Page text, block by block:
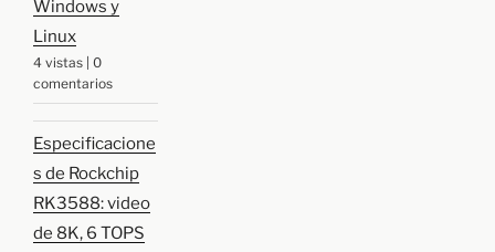
Windows y
Linux
4 vistas 0
comentarios
Especificacione
s de Rockchip
RK3588: video
de 8K, 6 TOPS